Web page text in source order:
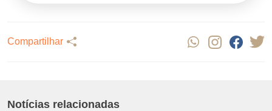
Compartilhar
Notícias relacionadas